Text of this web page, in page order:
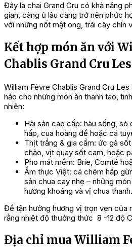
Đây là chai Grand Cru có khả năng
gian, càng ủ lâu càng trở nên phức
với những nốt mật ong, trái cây chín
Kết hợp món ăn với
Chablis Grand Cru
William Fèvre Chablis Grand Cru
hảo cho những món ăn thanh tao,
nhiên:
Hải sản cao cấp: hàu sống, sò
hấp, cua hoàng đế hoặc cá
Thịt trắng & gia cầm: ức gà
chảo, vịt quay sốt cam, hoặc
Pho mát mềm: Brie, Comté
Ẩm thực Việt: cá chẽm hấp
sản chua cay nhẹ – những
hương khoáng và vị chua thanh.
Để tận hưởng hương vị trọn vẹn của
rằng nhiệt độ thưởng thức 8 -12 độ
Địa chỉ mua William